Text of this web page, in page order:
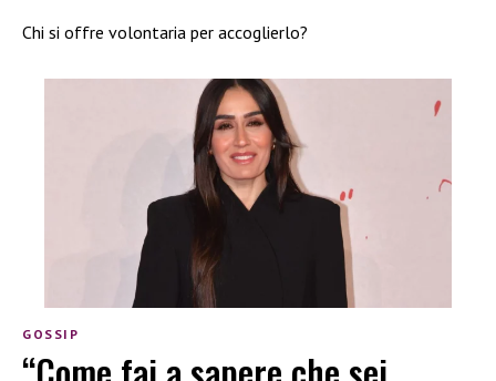
Chi si offre volontaria per accoglierlo?
GOSSIP